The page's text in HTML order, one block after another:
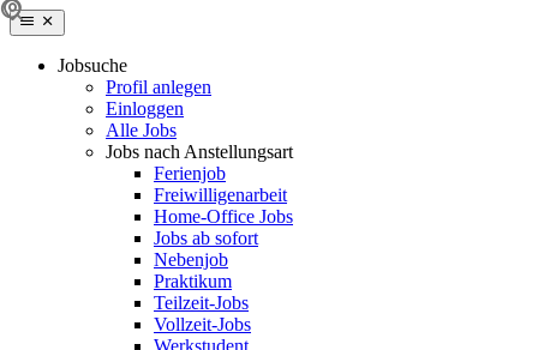
Jobsuche
Profil anlegen
Einloggen
Alle Jobs
Jobs nach Anstellungsart
Ferienjob
Freiwilligenarbeit
Home-Office Jobs
Jobs ab sofort
Nebenjob
Praktikum
Teilzeit-Jobs
Vollzeit-Jobs
Werkstudent